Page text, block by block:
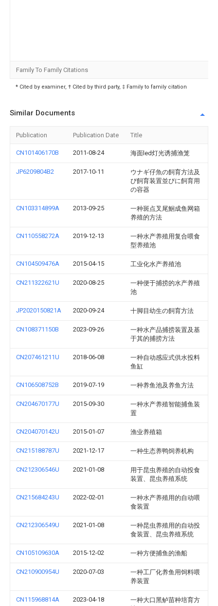
Family To Family Citations
* Cited by examiner, † Cited by third party, ‡ Family to family citation
Similar Documents
Publication Publication Date Title
CN101406170B 2011-08-24 海面led灯光诱捕渔笼
JP6209804B2 2017-10-11
ウナギ仔魚の飼育方法及
び飼育装置並びに飼育用
の容器
CN103314899A 2013-09-25
一种斑点叉尾鮰成鱼网箱
养殖的方法
CN110558272A 2019-12-13
一种水产养殖用复合喂食
型养殖池
CN104509476A 2015-04-15 工业化水产养殖池
CN211322621U 2020-08-25
一种便于捕捞的水产养殖
池
JP2020150821A 2020-09-24 十脚目幼生の飼育方法
CN108371150B 2023-09-26
一种水产品捕捞装置及基
于其的捕捞方法
CN207461211U 2018-06-08
一种自动感应式供水投料
鱼缸
CN106508752B 2019-07-19 一种养鱼池及养鱼方法
CN204670177U 2015-09-30
一种水产养殖智能捕鱼装
置
CN204070142U 2015-01-07 渔业养殖箱
CN215188787U 2021-12-17 一种生态养鸭饲养机构
CN212306546U 2021-01-08
用于昆虫养殖的自动投食
装置、昆虫养殖系统
CN215684243U 2022-02-01
一种水产养殖用的自动喂
食装置
CN212306549U 2021-01-08
一种昆虫养殖用的自动投
食装置、昆虫养殖系统
CN105109630A 2015-12-02 一种方便捕鱼的渔船
CN210900954U 2020-07-03
一种工厂化养鱼用饲料喂
养装置
CN115968814A 2023-04-18
一种大口黑鲈苗种培育方